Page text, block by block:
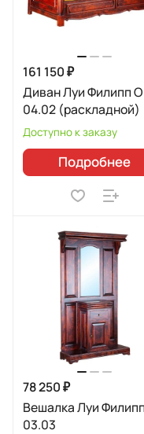
161 150 ₽
Диван Луи Филипп
04.02 (раскладной)
Доступно к заказу
Подробнее
78 250 ₽
Вешалка Луи
03.03